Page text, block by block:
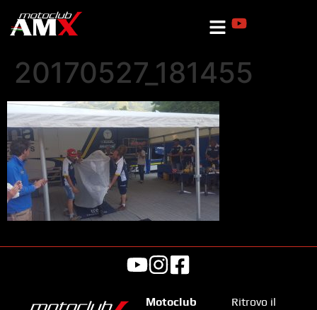
20170527_181455
Motoclub
Ritrovo il